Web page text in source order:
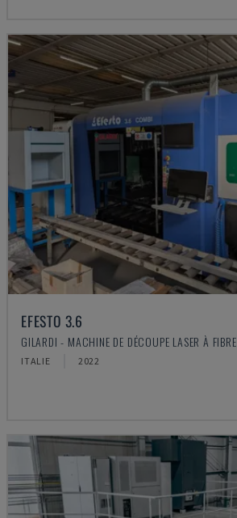
EFESTO 3.6
GILARDI - MACHINE DE DÉCOUPE LASER À FIBRE
ITALIE 2022